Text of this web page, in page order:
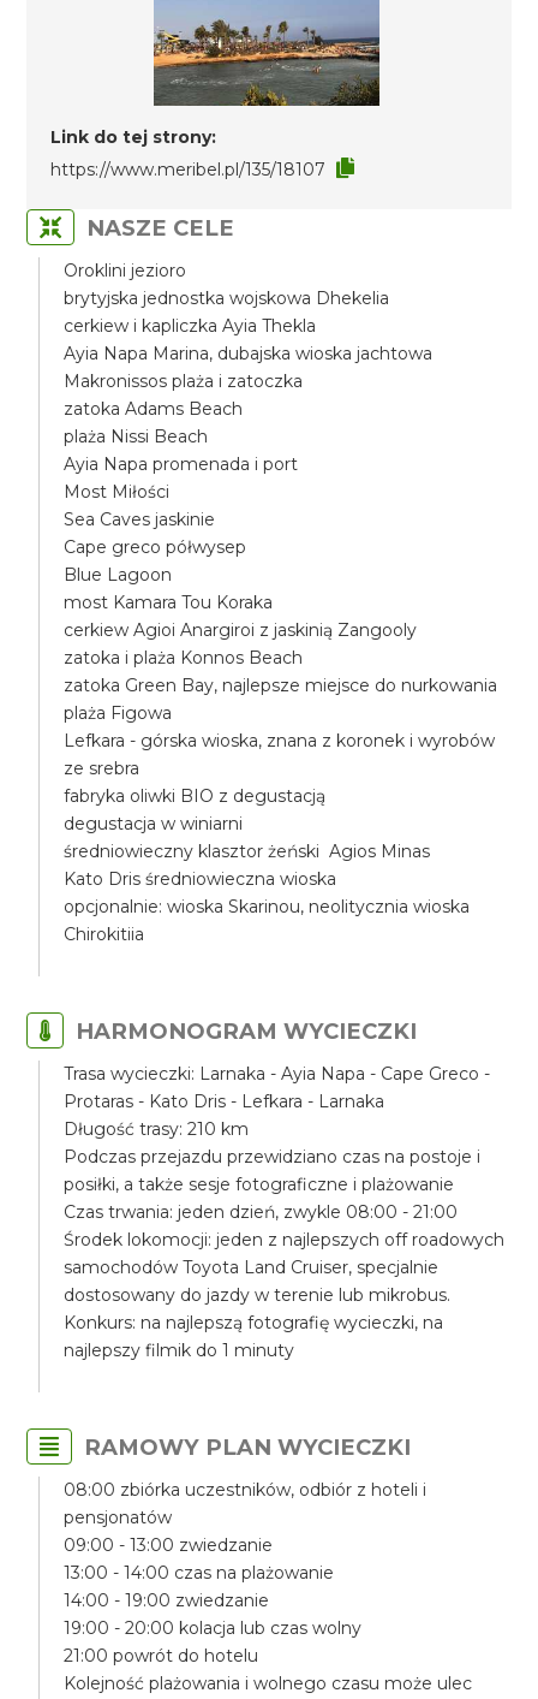
Link do tej strony:
https://www.meribel.pl/135/18107
NASZE CELE
Oroklini jezioro
brytyjska jednostka wojskowa Dhekelia
cerkiew i kapliczka Ayia Thekla
Ayia Napa Marina, dubajska wioska jachtowa
Makronissos plaża i zatoczka
zatoka Adams Beach
plaża Nissi Beach
Ayia Napa promenada i port
Most Miłości
Sea Caves jaskinie
Cape greco półwysep
Blue Lagoon
most Kamara Tou Koraka
cerkiew Agioi Anargiroi z jaskinią Zangooly
zatoka i plaża Konnos Beach
zatoka Green Bay, najlepsze miejsce do nurkowania
plaża Figowa
Lefkara - górska wioska, znana z koronek i wyrobów
ze srebra
fabryka oliwki BIO z degustacją
degustacja w winiarni
średniowieczny klasztor żeński Agios Minas
Kato Dris średniowieczna wioska
opcjonalnie: wioska Skarinou, neolitycznia wioska
Chirokitiia
HARMONOGRAM WYCIECZKI
Trasa wycieczki: Larnaka - Ayia Napa - Cape Greco -
Protaras - Kato Dris - Lefkara - Larnaka
Długość trasy: 210 km
Podczas przejazdu przewidziano czas na postoje i
posiłki, a także sesje fotograficzne i plażowanie
Czas trwania: jeden dzień, zwykle 08:00 - 21:00
Środek lokomocji: jeden z najlepszych off roadowych
samochodów Toyota Land Cruiser, specjalnie
dostosowany do jazdy w terenie lub mikrobus.
Konkurs: na najlepszą fotografię wycieczki, na
najlepszy filmik do 1 minuty
RAMOWY PLAN WYCIECZKI
08:00 zbiórka uczestników, odbiór z hoteli i
pensjonatów
09:00 - 13:00 zwiedzanie
13:00 - 14:00 czas na plażowanie
14:00 - 19:00 zwiedzanie
19:00 - 20:00 kolacja lub czas wolny
21:00 powrót do hotelu
Kolejność plażowania i wolnego czasu może ulec